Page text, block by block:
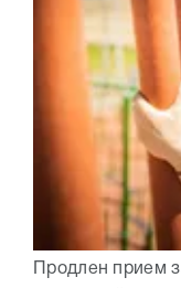
Продлен прием